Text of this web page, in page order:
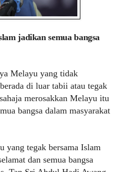
jadikan semua bangsa
Melayu yang tidak
di luar tabii atau tegak
merosakkan Melayu itu
bangsa dalam masyarakat
yang tegak bersama Islam
dan semua bangsa